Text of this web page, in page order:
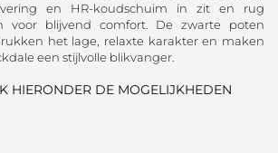
en HR-koudschuim in zit en rug
voor blijvend comfort. De zwarte poten
het lage, relaxte karakter en maken
een stijlvolle blikvanger.
HIERONDER DE MOGELIJKHEDEN